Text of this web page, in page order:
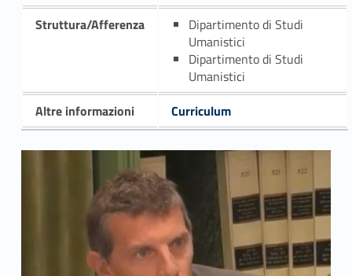
Struttura/Afferenza
Dipartimento di Studi
Umanistici
Dipartimento di Studi
Umanistici
Altre informazioni
Curriculum